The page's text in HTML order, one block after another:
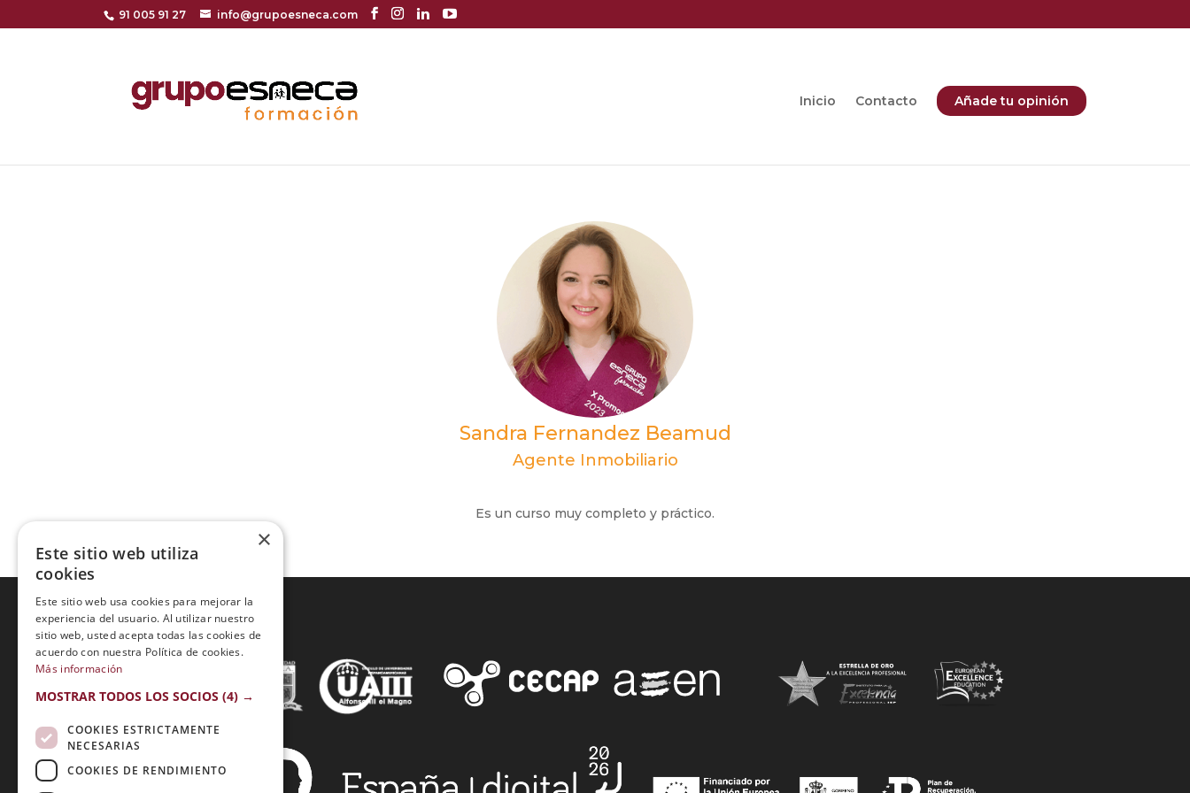
91 005 91 27 info@grupoesneca.com
Inicio Contacto Añade tu opinión
Sandra Fernandez Beamud
Agente Inmobiliario
Es un curso muy completo y práctico.
Acreditaciones:
×
Este sitio web utiliza
cookies
Este sitio web usa cookies para mejorar la
experiencia del usuario. Al utilizar nuestro
sitio web, usted acepta todas las cookies de
acuerdo con nuestra Política de cookies.
Más información
MOSTRAR TODOS LOS SOCIOS (4) →
COOKIES ESTRICTAMENTE
NECESARIAS
COOKIES DE RENDIMIENTO